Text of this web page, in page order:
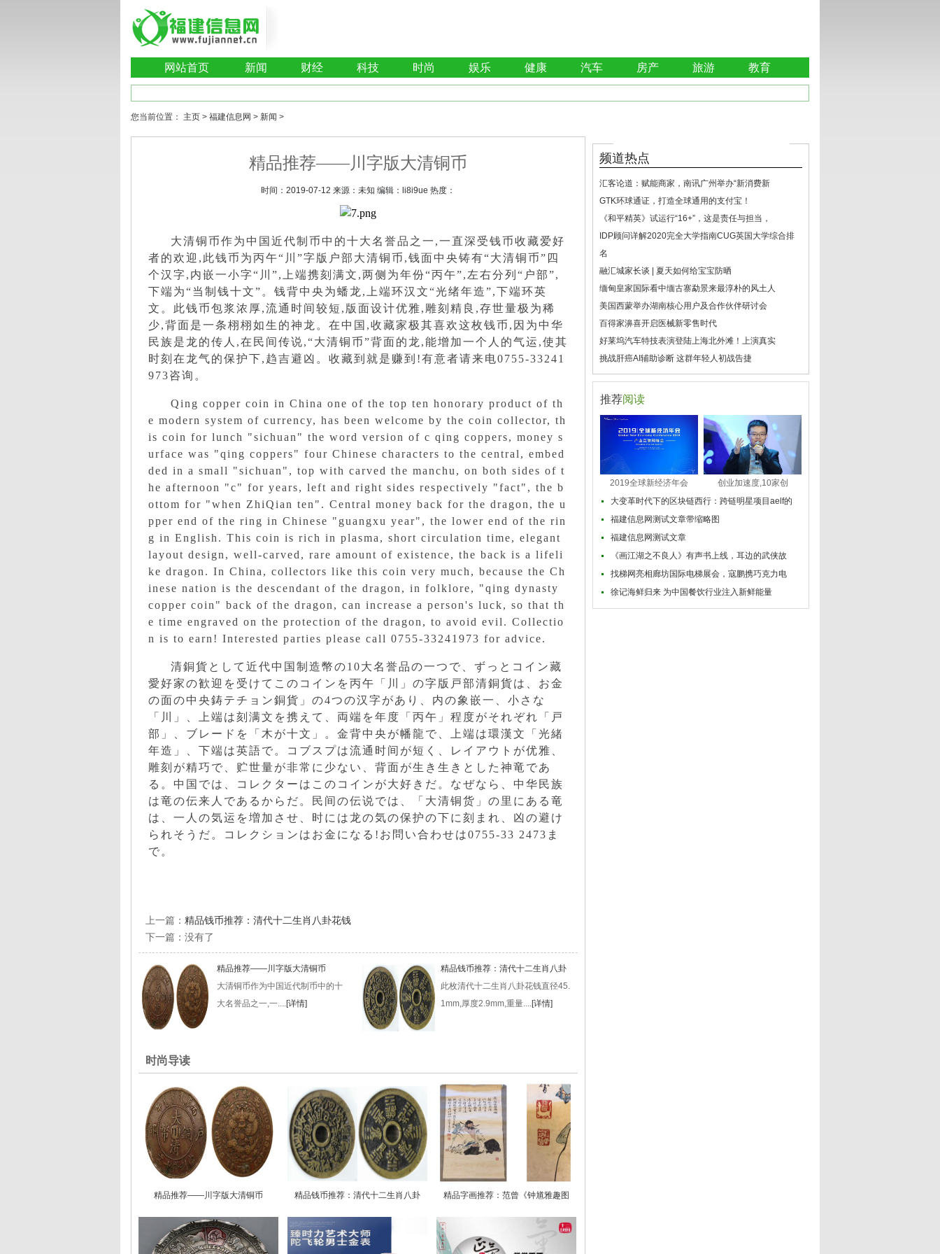
网站首页 新闻 财经 科技 时尚 娱乐 健康 汽车 房产 旅游 教育
您当前位置： 主页 > 福建信息网 > 新闻 >
精品推荐——川字版大清铜币
时间： 2019-07-12 来源： 未知 编辑： li8i9ue 热度：
大清铜币作为中国近代制币中的十大名誉品之一,一直深受钱币收藏爱好
者的欢迎,此钱币为丙午“川”字版户部大清铜币,钱面中央铸有“大清铜币”四
个汉字,内嵌一小字“川”,上端携刻满文,两侧为年份“丙午”,左右分列“户部”,
下端为“当制钱十文”。钱背中央为蟠龙,上端环汉文“光绪年造”,下端环英
文。此钱币包浆浓厚,流通时间较短,版面设计优雅,雕刻精良,存世量极为稀
少,背面是一条栩栩如生的神龙。在中国,收藏家极其喜欢这枚钱币,因为中华
民族是龙的传人,在民间传说,“大清铜币”背面的龙,能增加一个人的气运,使其
时刻在龙气的保护下,趋吉避凶。收藏到就是赚到!有意者请来电0755-33241
973咨询。
Qing copper coin in China one of the top ten honorary product of th
e modern system of currency, has been welcome by the coin collector, th
is coin for lunch "sichuan" the word version of c qing coppers, money s
urface was "qing coppers" four Chinese characters to the central, embed
ded in a small "sichuan", top with carved the manchu, on both sides of t
he afternoon "c" for years, left and right sides respectively "fact", the b
ottom for "when ZhiQian ten". Central money back for the dragon, the u
pper end of the ring in Chinese "guangxu year", the lower end of the rin
g in English. This coin is rich in plasma, short circulation time, elegant
layout design, well-carved, rare amount of existence, the back is a lifeli
ke dragon. In China, collectors like this coin very much, because the Ch
inese nation is the descendant of the dragon, in folklore, "qing dynasty
copper coin" back of the dragon, can increase a person's luck, so that th
e time engraved on the protection of the dragon, to avoid evil. Collectio
n is to earn! Interested parties please call 0755-33241973 for advice.
清銅貨として近代中国制造幣の10大名誉品の一つで、ずっとコイン藏
愛好家の歓迎を受けてこのコインを丙午「川」の字版戸部清銅貨は、お金
の面の中央鋳テチョン銅貨」の4つの汉字があり、内の象嵌一、小さな
「川」、上端は刻满文を携えて、両端を年度「丙午」程度がそれぞれ「戸
部」、ブレードを「木が十文」。金背中央が幡龍で、上端は環漢文「光緒
年造」、下端は英語で。コブスプは流通时间が短く、レイアウトが优雅、
雕刻が精巧で、贮世量が非常に少ない、背面が生き生きとした神竜であ
る。中国では、コレクターはこのコインが大好きだ。なぜなら、中华民族
は竜の伝来人であるからだ。民间の伝说では、「大清铜货」の里にある竜
は、一人の気运を増加させ、时には龙の気の保护の下に刻まれ、凶の避け
られそうだ。コレクションはお金になる!お問い合わせは0755-33 2473ま
で。
上一篇： 精品钱币推荐：清代十二生肖八卦花钱
下一篇：没有了
精品推荐——川字版大清铜币
大清铜币作为中国近代制币中的十
大名誉品之一,一....[详情]
精品钱币推荐：清代十二生肖八卦
此枚清代十二生肖八卦花钱直径45.
1mm,厚度2.9mm,重量....[详情]
时尚导读
精品推荐——川字版大清铜币 精品钱币推荐：清代十二生肖八卦 精品字画推荐：范曾《钟馗雅趣图
频道热点
汇客论道：赋能商家，南讯广州举办“新消费新
GTK环球通证，打造全球通用的支付宝！
《和平精英》试运行“16+”，这是责任与担当，
IDP顾问详解2020完全大学指南CUG英国大学综合排
名
融汇城家长谈 | 夏天如何给宝宝防晒
缅甸皇家国际看中缅古寨勐景来最淳朴的风土人
美国西蒙举办湖南核心用户及合作伙伴研讨会
百得家濞喜开启医械新零售时代
好莱坞汽车特技表演登陆上海北外滩！上演真实
挑战肝癌AI辅助诊断 这群年轻人初战告捷
推荐阅读
2019全球新经济年会
创业加速度,10家创
大变革时代下的区块链西行：跨链明星项目aelf的
福建信息网测试文章带缩略图
福建信息网测试文章
《画江湖之不良人》有声书上线，耳边的武侠故
找梯网亮相廊坊国际电梯展会，寇鹏携巧克力电
徐记海鲜归来 为中国餐饮行业注入新鲜能量